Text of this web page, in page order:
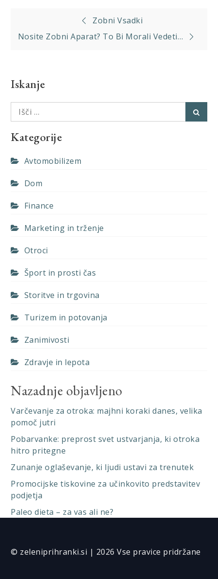
Navigacija
prispevka
Zobni Vsadki
Nosite Zobni Aparat? To Bi Morali Vedeti…
Iskanje
Išči:
Kategorije
Avtomobilizem
Dom
Finance
Marketing in trženje
Otroci
Šport in prosti čas
Storitve in trgovina
Turizem in potovanja
Zanimivosti
Zdravje in lepota
Nazadnje objavljeno
Varčevanje za otroka: majhni koraki danes, velika
pomoč jutri
Pobarvanke: preprost svet ustvarjanja, ki otroka
hitro pritegne
Zunanje oglaševanje, ki ljudi ustavi za trenutek
Promocijske tiskovine za učinkovito predstavitev
podjetja
Paleo dieta – za vas ali ne?
© zeleniprihranki.si | 2026 Vse pravice pridržane